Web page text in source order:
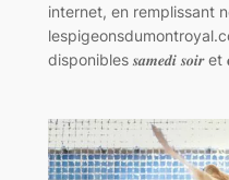
internet, en remplissant
disponibles 𝒔𝒂𝒎𝒆𝒅𝒊 𝒔𝒐𝒊𝒓